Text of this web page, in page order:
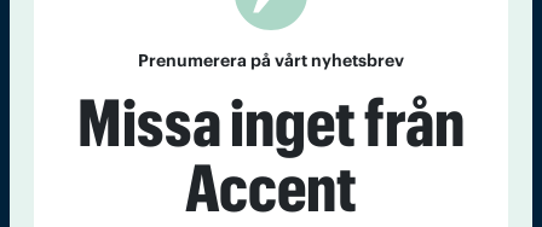
Om Tidningen Tidningsarkiv In English
nummer av
Prenumerera på vårt nyhetsbrev
Missa inget från
Accent